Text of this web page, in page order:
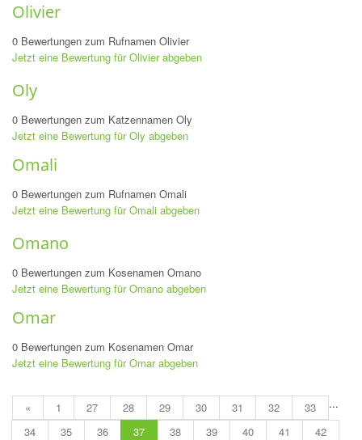
Olivier
0 Bewertungen zum Rufnamen Olivier
Jetzt eine Bewertung für Olivier abgeben
Oly
0 Bewertungen zum Katzennamen Oly
Jetzt eine Bewertung für Oly abgeben
Omali
0 Bewertungen zum Rufnamen Omali
Jetzt eine Bewertung für Omali abgeben
Omano
0 Bewertungen zum Kosenamen Omano
Jetzt eine Bewertung für Omano abgeben
Omar
0 Bewertungen zum Kosenamen Omar
Jetzt eine Bewertung für Omar abgeben
« 1 ...
27 28 29 30 31 32
33
34
35 36 37 38 39 40 41
42